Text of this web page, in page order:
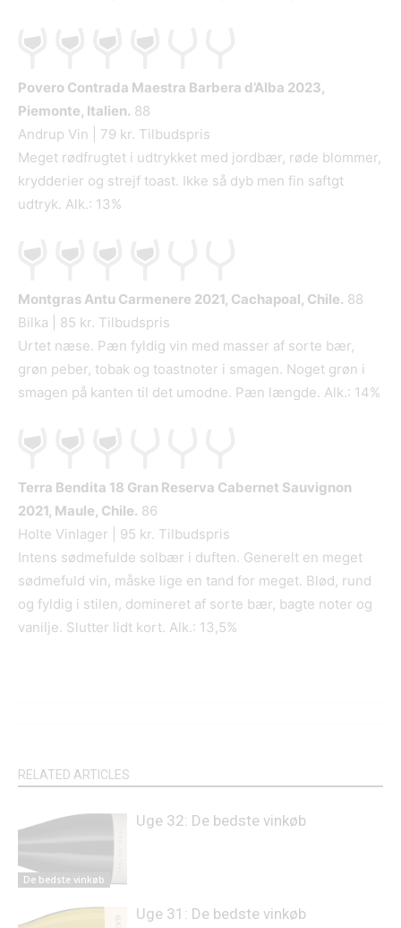
Povero Contrada Maestra Barbera d’Alba 2023,
Piemonte, Italien. 88
Andrup Vin | 79 kr. Tilbudspris
Meget rødfrugtet i udtrykket med jordbær, røde blommer,
krydderier og strejf toast. Ikke så dyb men fin saftgt
udtryk. Alk.: 13%
Montgras Antu Carmenere 2021, Cachapoal, Chile. 88
Bilka | 85 kr. Tilbudspris
Urtet næse. Pæn fyldig vin med masser af sorte bær,
grøn peber, tobak og toastnoter i smagen. Noget grøn i
smagen på kanten til det umodne. Pæn længde. Alk.: 14%
Terra Bendita 18 Gran Reserva Cabernet Sauvignon
2021, Maule, Chile. 86
Holte Vinlager | 95 kr. Tilbudspris
Intens sødmefulde solbær i duften. Generelt en meget
sødmefuld vin, måske lige en tand for meget. Blød, rund
og fyldig i stilen, domineret af sorte bær, bagte noter og
vanilje. Slutter lidt kort. Alk.: 13,5%
RELATED ARTICLES
De bedste vinkøb
Uge 32: De bedste vinkøb
Uge 31: De bedste vinkøb